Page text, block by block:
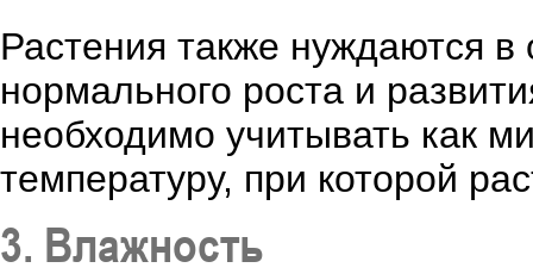
Растения также нуждаются
нормального роста и
необходимо учитывать как
температуру, при которой
3. Влажность